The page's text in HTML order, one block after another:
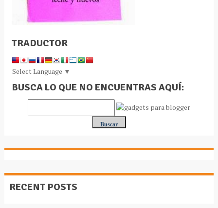
TRADUCTOR
Select Language ▼
BUSCA LO QUE NO ENCUENTRAS AQUÍ:
RECENT POSTS